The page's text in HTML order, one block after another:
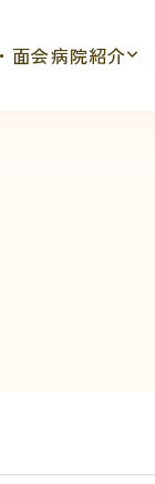
面会病院紹介